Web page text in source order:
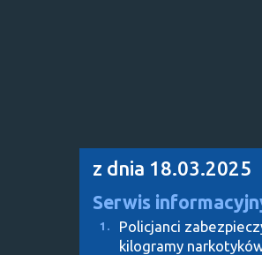
z dnia 18.03.2025
Serwis
1.
Policjanci
kilogramy